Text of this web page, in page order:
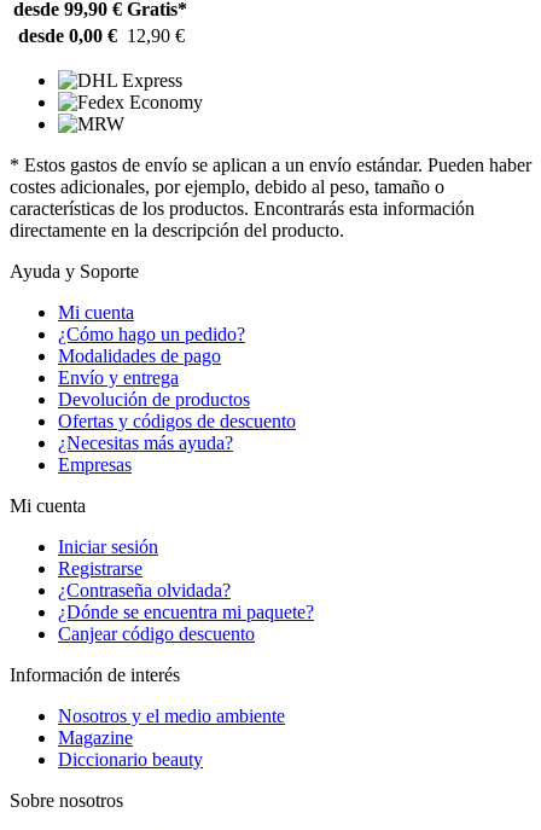
desde 99,90 € Gratis*
desde 0,00 € 12,90 €
* Estos gastos de envío se aplican a un envío estándar. Pueden haber
costes adicionales, por ejemplo, debido al peso, tamaño o
características de los productos. Encontrarás esta información
directamente en la descripción del producto.
Ayuda y Soporte
Mi cuenta
¿Cómo hago un pedido?
Modalidades de pago
Envío y entrega
Devolución de productos
Ofertas y códigos de descuento
¿Necesitas más ayuda?
Empresas
Mi cuenta
Iniciar sesión
Registrarse
¿Contraseña olvidada?
¿Dónde se encuentra mi paquete?
Canjear código descuento
Información de interés
Nosotros y el medio ambiente
Magazine
Diccionario beauty
Sobre nosotros